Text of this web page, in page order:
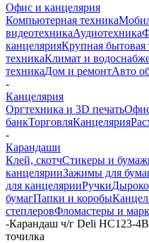
Офис и канцелярия
Компьютерная техника
видеотехникаАудиотехника
канцелярияКрупная бытовая
техникаКлимат и
техникаДом и ремонтАвто
-
Канцелярия
Оргтехника и 3D печать
банкТорговляКанцелярия
-
Карандаши
Клей, скотчСтикеры и
канцелярииЗажимы для
для канцелярииРучки
бумагПапки и коробы
степлеровФломастеры и
-Карандаш ч/г Deli HC123-
точилка